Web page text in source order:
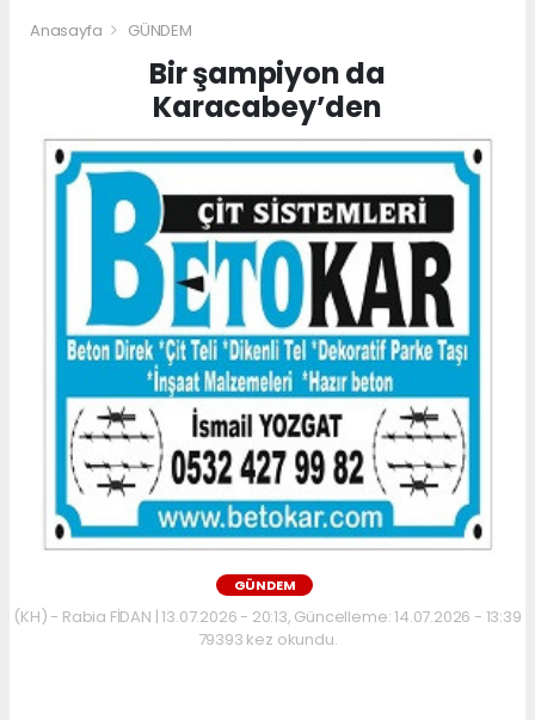
Anasayfa GÜNDEM
Bir şampiyon da
Karacabey’den
GÜNDEM
(KH) - Rabia FİDAN | 13.07.2026 - 20:13, Güncelleme: 14.07.2026 - 13:39
79393 kez okundu.